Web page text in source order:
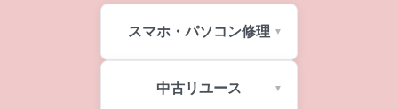
スマホ・パソコン修理
中古リユース